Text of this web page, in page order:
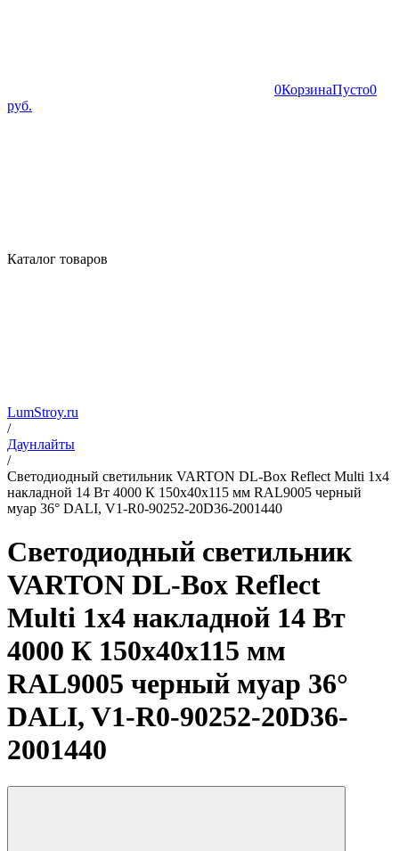
0КорзинаПусто0
руб.
Каталог товаров
LumStroy.ru
/
Даунлайты
/
Светодиодный светильник VARTON DL-Box Reflect Multi 1x4
накладной 14 Вт 4000 К 150х40х115 мм RAL9005 черный
муар 36° DALI, V1-R0-90252-20D36-2001440
Светодиодный светильник
VARTON DL-Box Reflect
Multi 1x4 накладной 14 Вт
4000 К 150х40х115 мм
RAL9005 черный муар 36°
DALI, V1-R0-90252-20D36-
2001440